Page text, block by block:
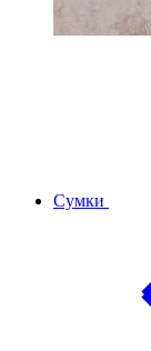
Сумки